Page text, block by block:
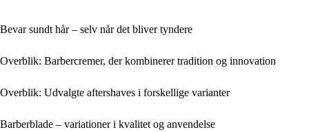
Bevar sundt hår – selv når det bliver tyndere
Overblik: Barbercremer, der kombinerer tradition og innovation
Overblik: Udvalgte aftershaves i forskellige varianter
Barberblade – variationer i kvalitet og anvendelse